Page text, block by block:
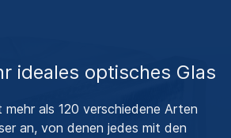
ideales optisches Glas
als 120 verschiedene Arten
an, von denen jedes mit den